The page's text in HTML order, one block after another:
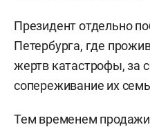
Президент отдельно
Петербурга, где
жертв катастрофы, за
сопереживание их
Тем временем продажи